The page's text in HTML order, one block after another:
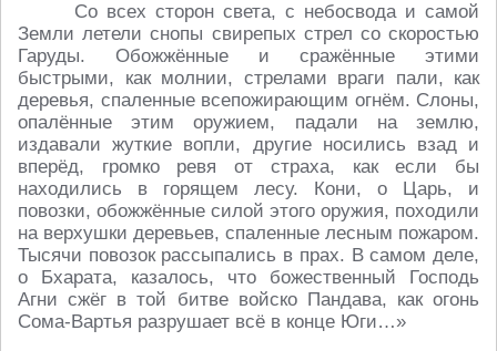
Со всех сторон света, с небосвода и самой
Земли летели снопы свирепых стрел со скоростью
Гаруды. Обожжённые и сражённые этими
быстрыми, как молнии, стрелами враги пали, как
деревья, спаленные всепожирающим огнём. Слоны,
опалённые этим оружием, падали на землю,
издавали жуткие вопли, другие носились взад и
вперёд, громко ревя от страха, как если бы
находились в горящем лесу. Кони, о Царь, и
повозки, обожжённые силой этого оружия, походили
на верхушки деревьев, спаленные лесным пожаром.
Тысячи повозок рассыпались в прах. В самом деле,
о Бхарата, казалось, что божественный Господь
Агни сжёг в той битве войско Пандава, как огонь
Сома-Вартья разрушает всё в конце Юги…»